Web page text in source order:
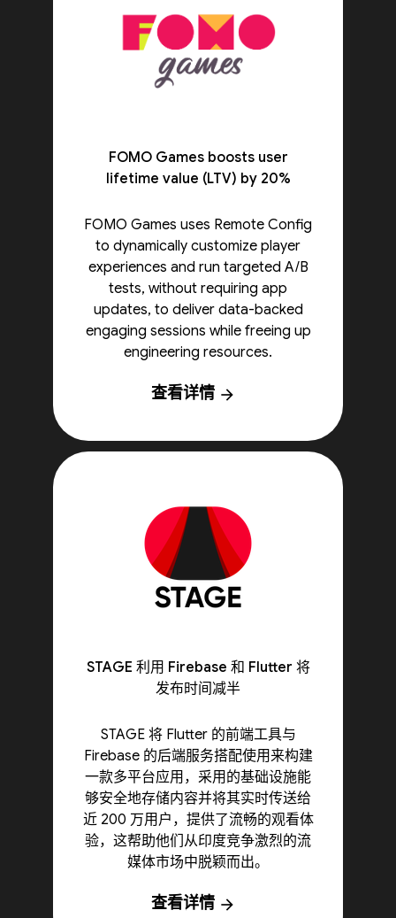
FOMO Games boosts user
lifetime value (LTV) by 20%
FOMO Games uses Remote Config
to dynamically customize player
experiences and run targeted A/B
tests, without requiring app
updates, to deliver data-backed
engaging sessions while freeing up
engineering resources.
查看详情 arrow_forward
STAGE 利用 Firebase 和 Flutter 将
发布时间减半
STAGE 将 Flutter 的前端工具与
Firebase 的后端服务搭配使用来构建
一款多平台应用，采用的基础设施能
够安全地存储内容并将其实时传送给
近 200 万用户，提供了流畅的观看体
验，这帮助他们从印度竞争激烈的流
媒体市场中脱颖而出。
查看详情 arrow_forward